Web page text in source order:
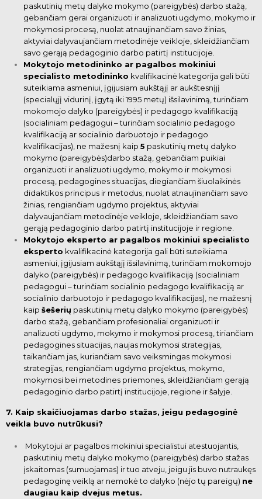
paskutinių metų dalyko mokymo (pareigybės) darbo stažą,
gebančiam gerai organizuoti ir analizuoti ugdymo, mokymo ir
mokymosi procesą, nuolat atnaujinančiam savo žinias,
aktyviai dalyvaujančiam metodinėje veikloje, skleidžiančiam
savo gerąją pedagoginio darbo patirtį institucijoje.
Mokytojo metodininko ar pagalbos mokiniui
specialisto metodininko kvalifikacinė kategorija gali būti
suteikiama asmeniui, įgijusiam aukštąjį ar aukštesnįjį
(specialųjį vidurinį, įgytą iki 1995 metų) išsilavinimą, turinčiam
mokomojo dalyko (pareigybės) ir pedagogo kvalifikaciją
(socialiniam pedagogui – turinčiam socialinio pedagogo
kvalifikaciją ar socialinio darbuotojo ir pedagogo
kvalifikacijas), ne mažesnį kaip 5 paskutinių metų dalyko
mokymo (pareigybės)darbo stažą, gebančiam puikiai
organizuoti ir analizuoti ugdymo, mokymo ir mokymosi
procesą, pedagogines situacijas, diegiančiam šiuolaikinės
didaktikos principus ir metodus, nuolat atnaujinančiam savo
žinias, rengiančiam ugdymo projektus, aktyviai
dalyvaujančiam metodinėje veikloje, skleidžiančiam savo
gerąją pedagoginio darbo patirtį institucijoje ir regione.
Mokytojo eksperto ar pagalbos mokiniui specialisto
eksperto kvalifikacinė kategorija gali būti suteikiama
asmeniui, įgijusiam aukštąjį išsilavinimą, turinčiam mokomojo
dalyko (pareigybės) ir pedagogo kvalifikaciją (socialiniam
pedagogui – turinčiam socialinio pedagogo kvalifikaciją ar
socialinio darbuotojo ir pedagogo kvalifikacijas), ne mažesnį
kaip šešerių paskutinių metų dalyko mokymo (pareigybės)
darbo stažą, gebančiam profesionaliai organizuoti ir
analizuoti ugdymo, mokymo ir mokymosi procesą, tiriančiam
pedagogines situacijas, naujas mokymosi strategijas,
taikančiam jas, kuriančiam savo veiksmingas mokymosi
strategijas, rengiančiam ugdymo projektus, mokymo,
mokymosi bei metodines priemones, skleidžiančiam gerąją
pedagoginio darbo patirtį institucijoje, regione ir šalyje.
7. Kaip skaičiuojamas darbo stažas, jeigu pedagoginė
veikla buvo nutrūkusi?
Mokytojui ar pagalbos mokiniui specialistui atestuojantis,
paskutinių metų dalyko mokymo (pareigybės) darbo stažas
įskaitomas (sumuojamas) ir tuo atveju, jeigu jis buvo nutraukęs
pedagoginę veiklą ar nemokė to dalyko (nėjo tų pareigų) ne
daugiau kaip dvejus metus.